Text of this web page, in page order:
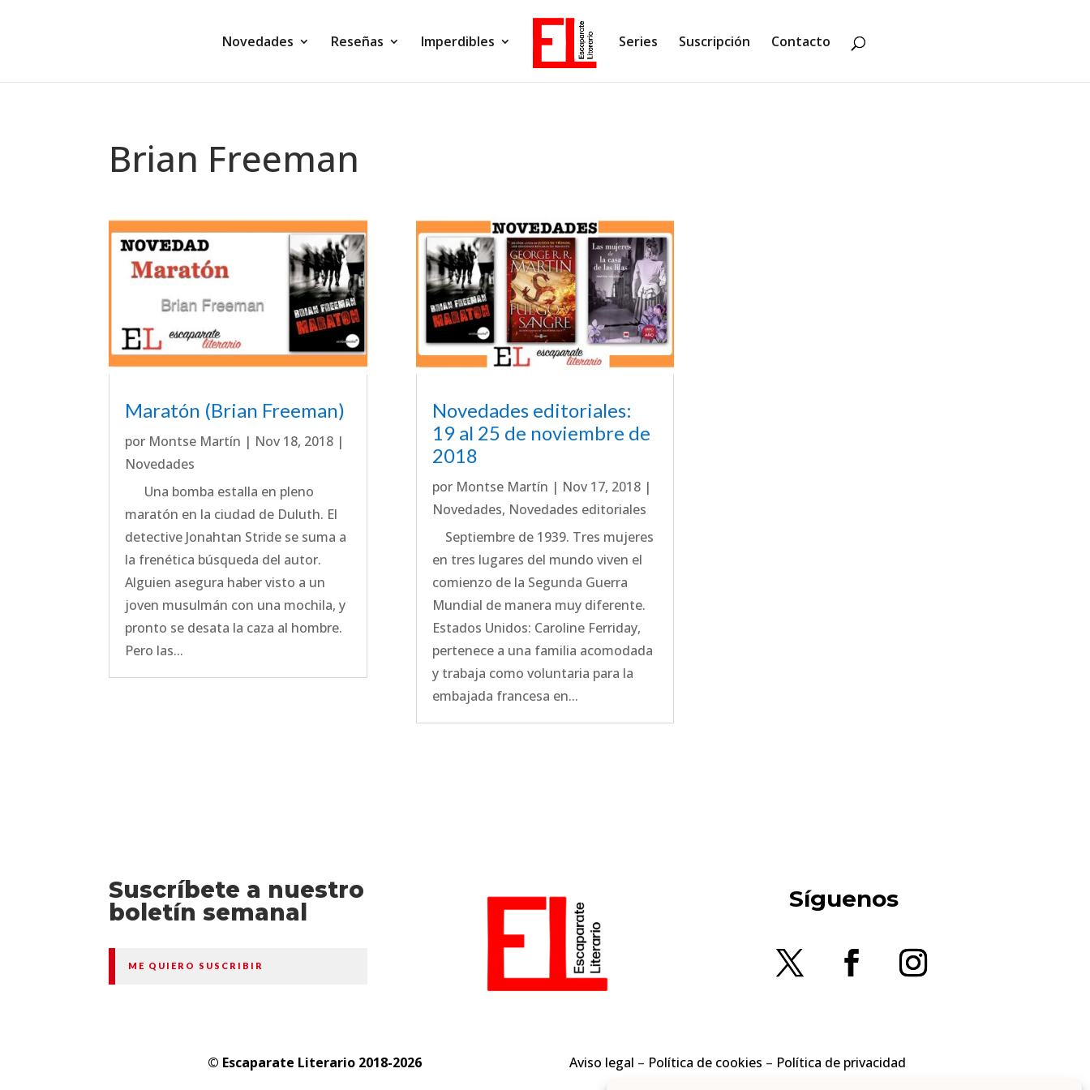
Novedades Reseñas Imperdibles Series Suscripción Contacto
Brian Freeman
Maratón (Brian Freeman)
por Montse Martín | Nov 18, 2018 |
Novedades
Una bomba estalla en pleno
maratón en la ciudad de Duluth. El
detective Jonahtan Stride se suma a
la frenética búsqueda del autor.
Alguien asegura haber visto a un
joven musulmán con una mochila, y
pronto se desata la caza al hombre.
Pero las...
Novedades editoriales:
19 al 25 de noviembre de
2018
por Montse Martín | Nov 17, 2018|
Novedades, Novedades editoriales
Septiembre de 1939. Tres mujeres
en tres lugares del mundo viven el
comienzo de la Segunda Guerra
Mundial de manera muy diferente.
Estados Unidos: Caroline Ferriday,
pertenece a una familia acomodada
y trabaja como voluntaria para la
embajada francesa en...
Suscríbete a nuestro
boletín semanal
ME QUIERO SUSCRIBIR
Síguenos
© Escaparate Literario 2018-2026 Aviso legal – Política de cookies – Política de privacidad